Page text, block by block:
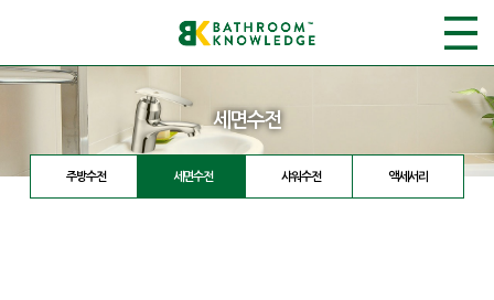
세면수전
주방수전 세면수전 샤워수전 액세서리